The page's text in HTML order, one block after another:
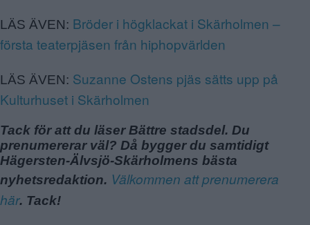
LÄS ÄVEN: Bröder i högklackat i Skärholmen –
första teaterpjäsen från hiphopvärlden
LÄS ÄVEN: Suzanne Ostens pjäs sätts upp på
Kulturhuset i Skärholmen
Tack för att du läser Bättre stadsdel. Du
prenumererar väl? Då bygger du samtidigt
Hägersten-Älvsjö-Skärholmens bästa
nyhetsredaktion. Välkommen att prenumerera
här. Tack!